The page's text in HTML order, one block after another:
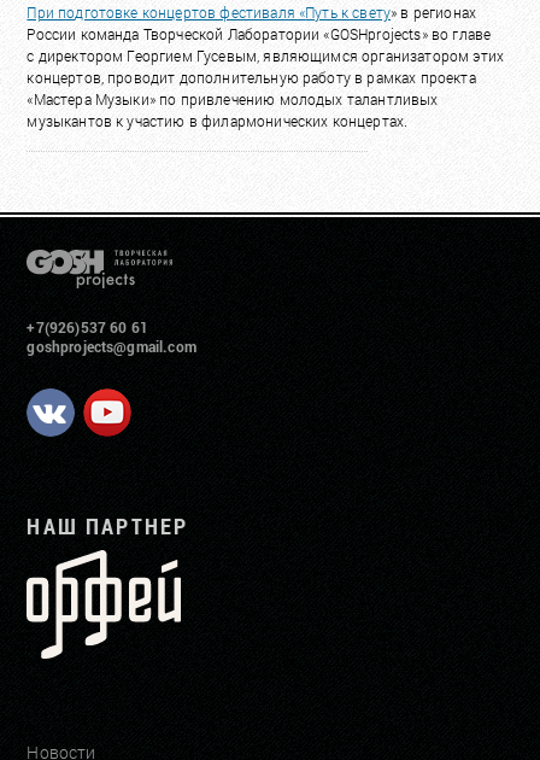
При подготовке концертов фестиваля «Путь к свету» в регионах
России команда Творческой Лаборатории «GOSHprojects» во главе
с директором Георгием Гусевым, являющимся организатором этих
концертов, проводит дополнительную работу в рамках проекта
«Мастера Музыки» по привлечению молодых талантливых
музыкантов к участию в филармонических концертах.
+7(926)537 60 61
goshprojects@gmail.com
НАШ ПАРТНЕР
Новости